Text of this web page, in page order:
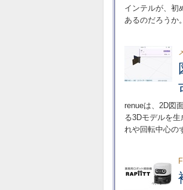
インテルが、初
あるのだろうか。
renueは、2D図
る3Dモデルを
れや回転中心の